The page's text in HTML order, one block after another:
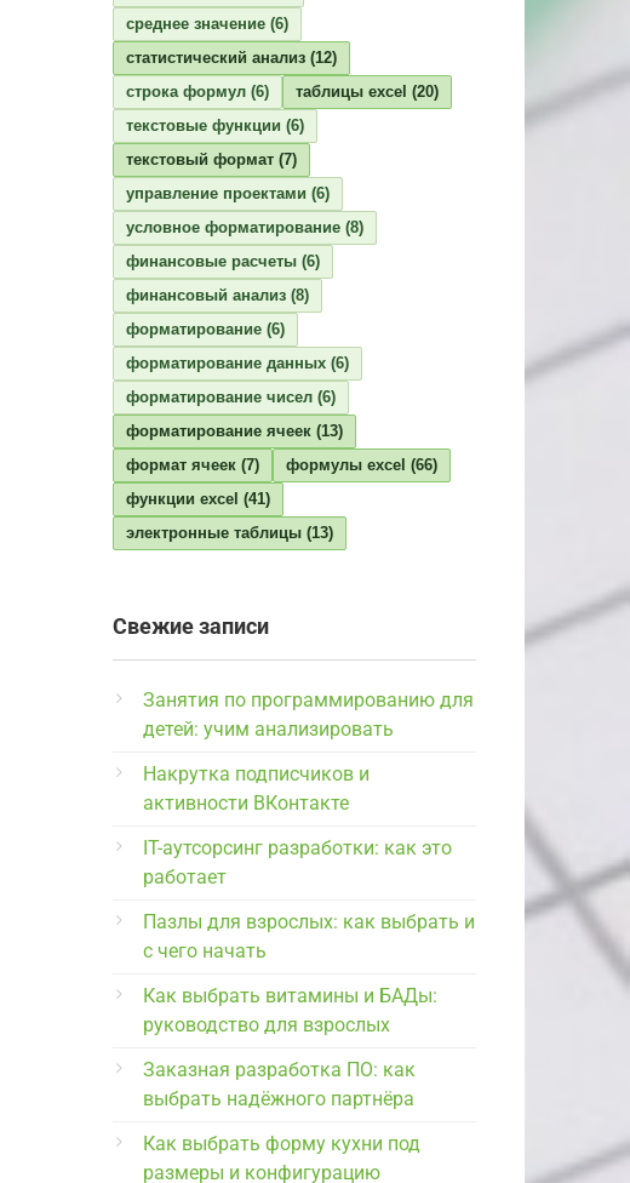
среднее значение (6)
статистический анализ (12)
строка формул (6) таблицы excel (20)
текстовые функции (6)
текстовый формат (7)
управление проектами (6)
условное форматирование (8)
финансовые расчеты (6)
финансовый анализ (8)
форматирование (6)
форматирование данных (6)
форматирование чисел (6)
форматирование ячеек (13)
формат ячеек (7) формулы excel (66)
функции excel (41)
электронные таблицы (13)
Свежие записи
Занятия по программированию для
детей: учим анализировать
Накрутка подписчиков и
активности ВКонтакте
IT-аутсорсинг разработки: как это
работает
Пазлы для взрослых: как выбрать и
с чего начать
Как выбрать витамины и БАДы:
руководство для взрослых
Заказная разработка ПО: как
выбрать надёжного партнёра
Как выбрать форму кухни под
размеры и конфигурацию